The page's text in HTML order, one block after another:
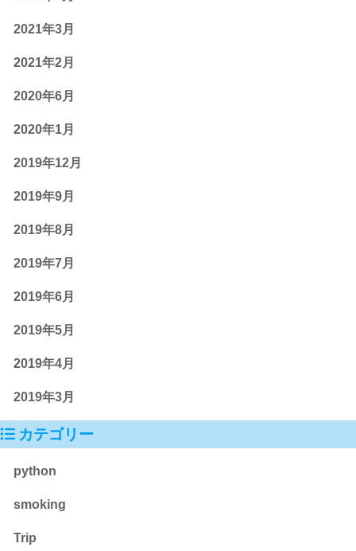
2021年3月
2021年2月
2020年6月
2020年1月
2019年12月
2019年9月
2019年8月
2019年7月
2019年6月
2019年5月
2019年4月
2019年3月
カテゴリー
python
smoking
Trip